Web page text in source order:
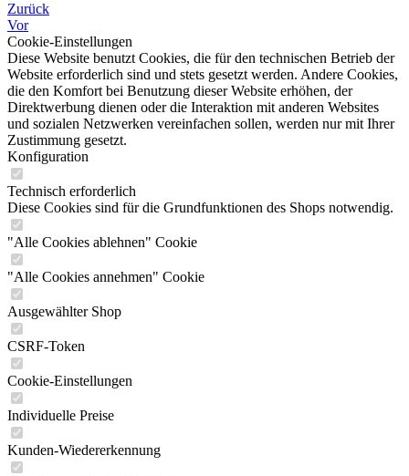
Zurück
Vor
Cookie-Einstellungen
Diese Website benutzt Cookies, die für den technischen Betrieb der
Website erforderlich sind und stets gesetzt werden. Andere Cookies,
die den Komfort bei Benutzung dieser Website erhöhen, der
Direktwerbung dienen oder die Interaktion mit anderen Websites
und sozialen Netzwerken vereinfachen sollen, werden nur mit Ihrer
Zustimmung gesetzt.
Konfiguration
Technisch erforderlich
Diese Cookies sind für die Grundfunktionen des Shops notwendig.
"Alle Cookies ablehnen" Cookie
"Alle Cookies annehmen" Cookie
Ausgewählter Shop
CSRF-Token
Cookie-Einstellungen
Individuelle Preise
Kunden-Wiedererkennung